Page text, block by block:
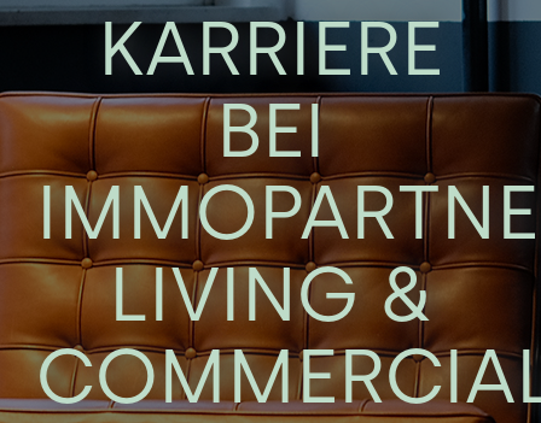
KARRIERE
BEI
LIVING &